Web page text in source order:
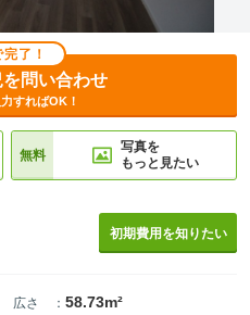
了！
問い合わせ
すればOK！
無料
写真を
もっと見たい
初期費用を知りたい
広さ ： 58.73m²